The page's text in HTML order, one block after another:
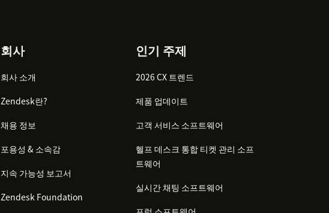
회사
회사 소개
Zendesk란?
채용 정보
포용성 & 소속감
지속 가능성 보고서
Zendesk Foundation
인기 주제
2026 CX 트렌드
제품 업데이트
고객 서비스 소프트웨어
헬프 데스크 통합 티켓 관리 소프
트웨어
실시간 채팅 소프트웨어